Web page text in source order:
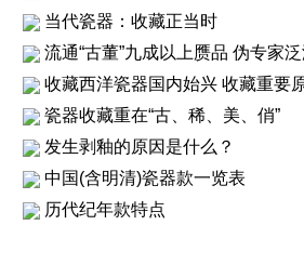
当代瓷器：收藏正当时
流通“古董”九成以上赝品 伪专家
收藏西洋瓷器国内始兴 收藏重要
瓷器收藏重在“古、稀、美、俏”
发生剥釉的原因是什么？
中国(含明清)瓷器款一览表
历代纪年款特点